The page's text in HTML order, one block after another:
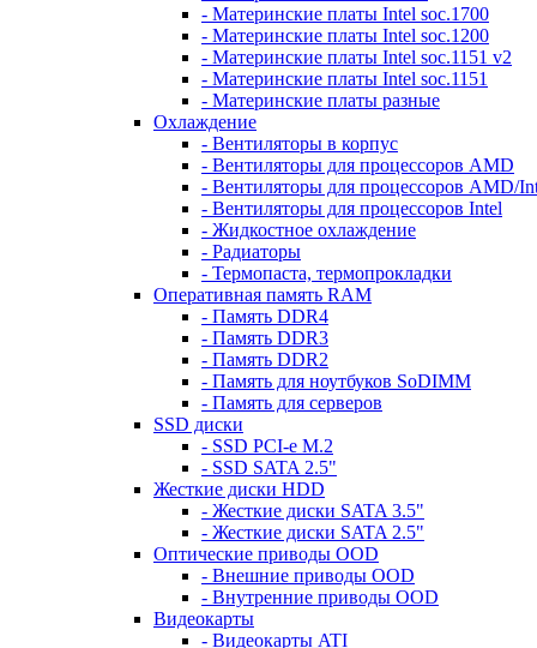
- Материнские платы Intel soc.1700
- Материнские платы Intel soc.1200
- Материнские платы Intel soc.1151 v2
- Материнские платы Intel soc.1151
- Материнские платы разные
Охлаждение
- Вентиляторы в корпус
- Вентиляторы для процессоров AMD
- Вентиляторы для процессоров AMD/
- Вентиляторы для процессоров Intel
- Жидкостное охлаждение
- Радиаторы
- Термопаста, термопрокладки
Оперативная память RAM
- Память DDR4
- Память DDR3
- Память DDR2
- Память для ноутбуков SoDIMM
- Память для серверов
SSD диски
- SSD PCI-e M.2
- SSD SATA 2.5"
Жесткие диски HDD
- Жесткие диски SATA 3.5"
- Жесткие диски SATA 2.5"
Оптические приводы OOD
- Внешние приводы OOD
- Внутренние приводы OOD
Видеокарты
- Видеокарты ATI